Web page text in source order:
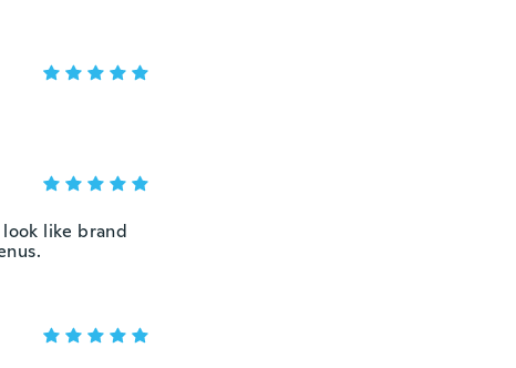
like brand